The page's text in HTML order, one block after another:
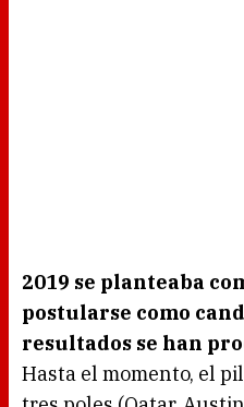
2019 se planteaba
postularse como
resultados se han
Hasta el momento, el